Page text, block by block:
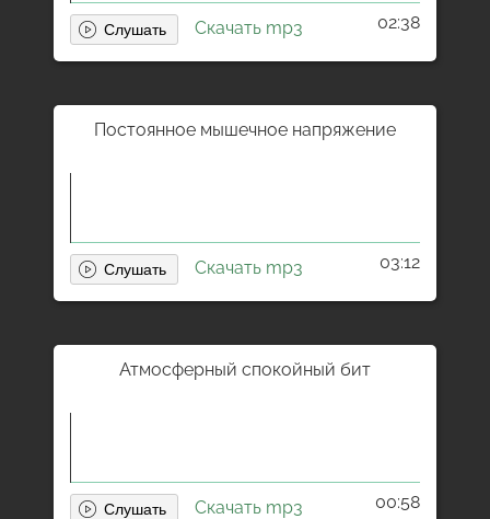
Скачать mp3 02:38
Постоянное мышечное напряжение
Скачать mp3 03:12
Атмосферный спокойный бит
Скачать mp3 00:58